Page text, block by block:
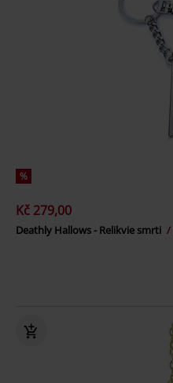
%
Kč 279,00
Deathly Hallows - Relikvie smrti